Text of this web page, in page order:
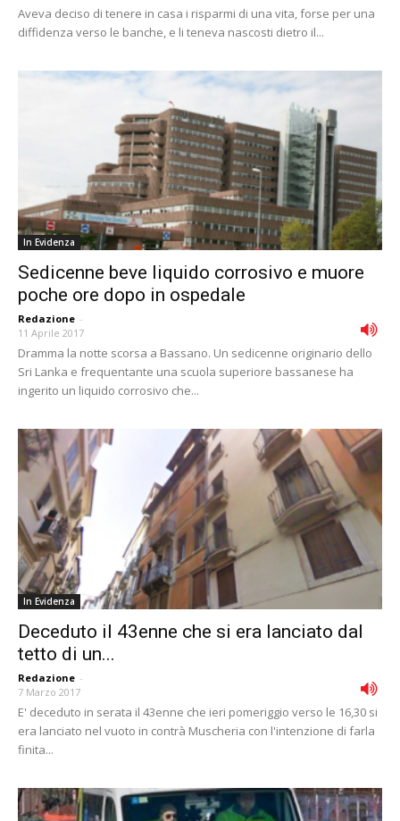
Aveva deciso di tenere in casa i risparmi di una vita, forse per una
diffidenza verso le banche, e li teneva nascosti dietro il...
In Evidenza
Sedicenne beve liquido corrosivo e muore
poche ore dopo in ospedale
Redazione -
11 Aprile 2017
Dramma la notte scorsa a Bassano. Un sedicenne originario dello
Sri Lanka e frequentante una scuola superiore bassanese ha
ingerito un liquido corrosivo che...
In Evidenza
Deceduto il 43enne che si era lanciato dal
tetto di un...
Redazione -
7 Marzo 2017
E' deceduto in serata il 43enne che ieri pomeriggio verso le 16,30 si
era lanciato nel vuoto in contrà Muscheria con l'intenzione di farla
finita...